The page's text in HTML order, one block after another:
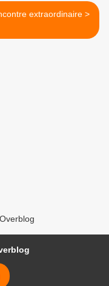
Rencontre extraordinaire >